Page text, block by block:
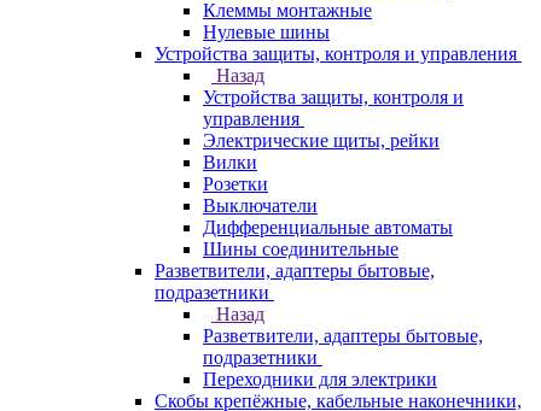
Клеммы монтажные
Нулевые шины
Устройства защиты, контроля и управления
Назад
Устройства защиты, контроля и
управления
Электрические щиты, рейки
Вилки
Розетки
Выключатели
Дифференциальные автоматы
Шины соединительные
Разветвители, адаптеры бытовые,
подразетники
Назад
Разветвители, адаптеры бытовые,
подразетники
Переходники для электрики
Скобы крепёжные, кабельные наконечники,